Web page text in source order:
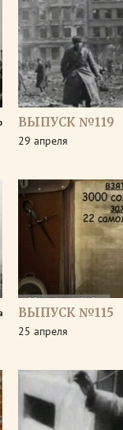
ВЫПУСК №119
29 апреля
ВЫПУСК №115
25 апреля